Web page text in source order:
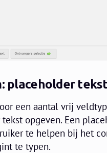
placeholder
een aantal vrij
opgeven. Een
te helpen bij het
te typen.